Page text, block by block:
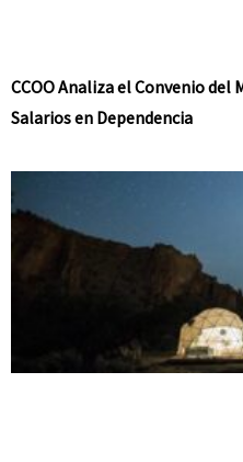
CCOO Analiza el Convenio del
Salarios en Dependencia